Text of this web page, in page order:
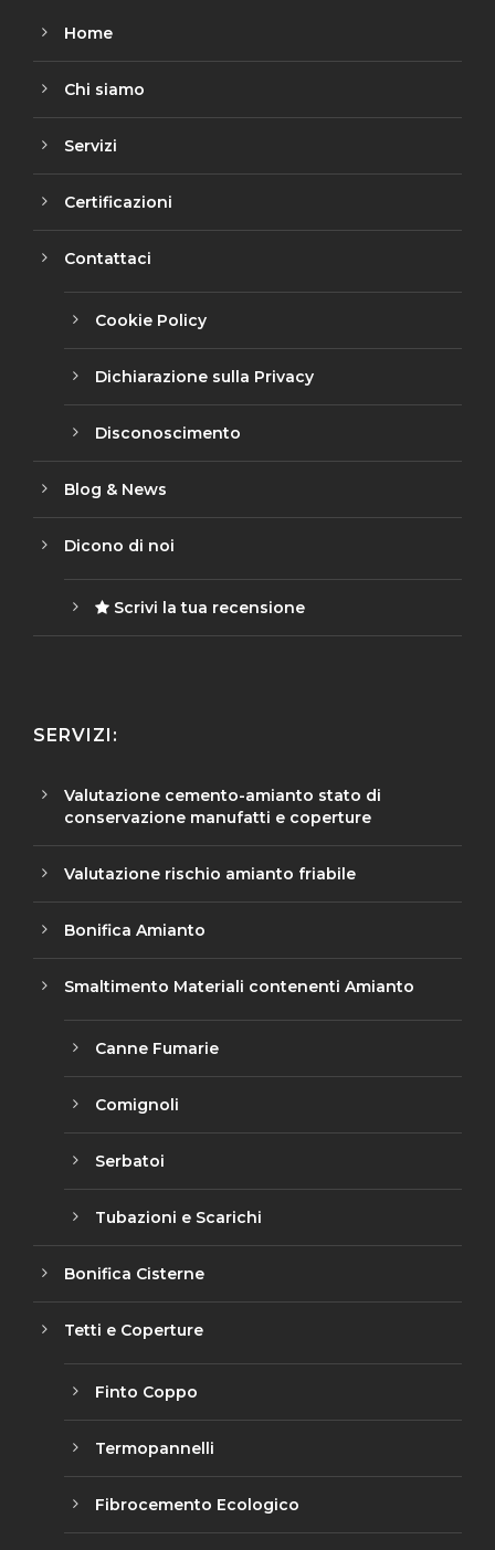
Home
Chi siamo
Servizi
Certificazioni
Contattaci
Cookie Policy
Dichiarazione sulla Privacy
Disconoscimento
Blog & News
Dicono di noi
Scrivi la tua recensione
SERVIZI:
Valutazione cemento-amianto stato di
conservazione manufatti e coperture
Valutazione rischio amianto friabile
Bonifica Amianto
Smaltimento Materiali contenenti Amianto
Canne Fumarie
Comignoli
Serbatoi
Tubazioni e Scarichi
Bonifica Cisterne
Tetti e Coperture
Finto Coppo
Termopannelli
Fibrocemento Ecologico